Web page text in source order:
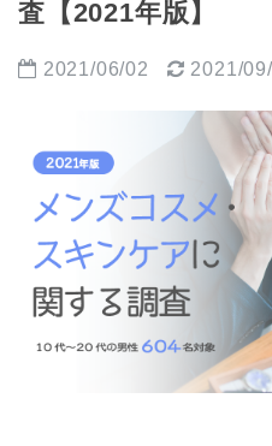
査【2021年版】
2021/06/02 2021/